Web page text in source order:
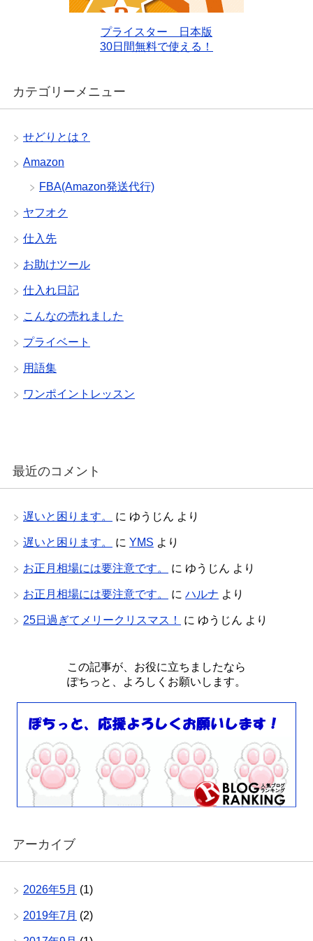
プライスター 日本版
30日間無料で使える！
カテゴリーメニュー
せどりとは？
Amazon
FBA(Amazon発送代行)
ヤフオク
仕入先
お助けツール
仕入れ日記
こんなの売れました
プライベート
用語集
ワンポイントレッスン
最近のコメント
遅いと困ります。 に ゆうじん より
遅いと困ります。 に YMS より
お正月相場には要注意です。 に ゆうじん より
お正月相場には要注意です。 に ハルナ より
25日過ぎてメリークリスマス！ に ゆうじん より
この記事が、お役に立ちましたなら
ぽちっと、よろしくお願いします。
アーカイブ
2026年5月 (1)
2019年7月 (2)